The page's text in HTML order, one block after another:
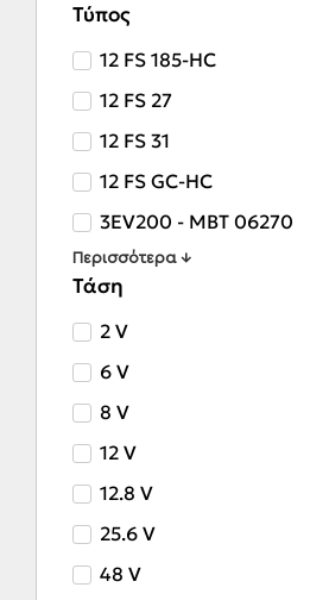
Τύπος
12 FS 185-HC
12 FS 27
12 FS 31
12 FS GC-HC
3EV200 - MBT 06270
Περισσότερα ↓
Τάση
2 V
6 V
8 V
12 V
12.8 V
25.6 V
48 V